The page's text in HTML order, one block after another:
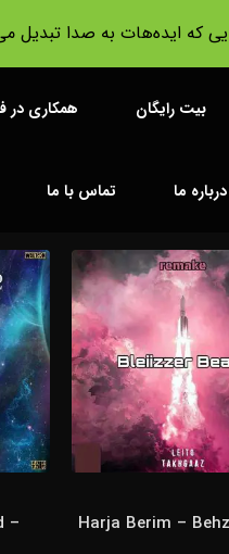
که ایده‌هات به صدا
بیت رایگان همکاری در
درباره ما تماس با ما
Harja Berim –
–